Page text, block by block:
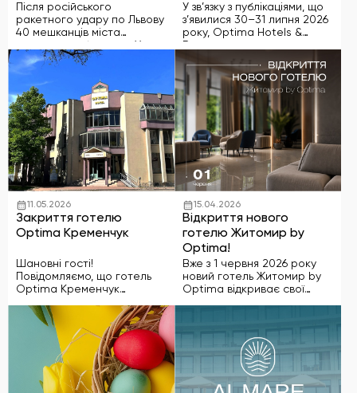
після ракетного удару
Після російського
ракетного удару по Львову
40 мешканців міста
перші дні після атаки
готелі Львова долучилися
до підтримки
постраждалих і надали їм
тимчасове житло. Готелі
нашої мережі Optima
Hotels & Resorts …
засобах масової
інформації
У зв’язку з публікаціями, що
з’явилися 30–31 липня 2026
року, Optima Hotels &
необхідне надати офіційне
роз’яснення. Насамперед
зазначаємо, що компанія з
повагою ставиться до
діяльності правоохоронних
органів України та не
коментує перебіг
кримінальних …
11.05.2026
Закриття готелю
Optima Кременчук
Шановні гості!
Повідомляємо, що готель
Optima Кременчук
2026 року включно.
Просимо врахувати цю
інформацію під час
планування майбутніх
поїздок до Кременчука. До
31 травня включно команда
15.04.2026
Відкриття нового
готелю Житомир by
Optima!
Вже з 1 червня 2026 року
новий готель Житомир by
Optima відкриває свої
комфортного відпочинку,
ділових поїздок і приємних
подорожей у самому серці
міста. Готель Житомир by
Optima …